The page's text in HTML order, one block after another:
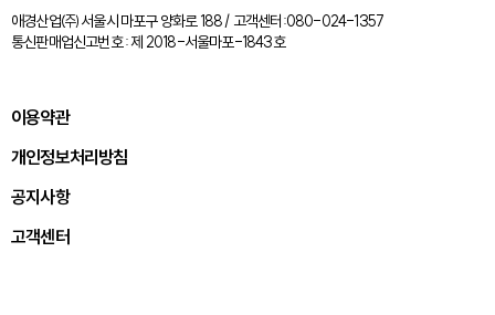
애경산업㈜ 서울시 마포구 양화로 188 / 고객센터:080-024-1357
통신판매업신고번호 : 제 2018-서울마포-1843호
이용약관
개인정보처리방침
공지사항
고객센터